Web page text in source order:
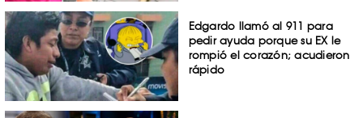
Edgardo llamó al 911 para
pedir ayuda porque su EX le
rompió el corazón; acudieron
rápido